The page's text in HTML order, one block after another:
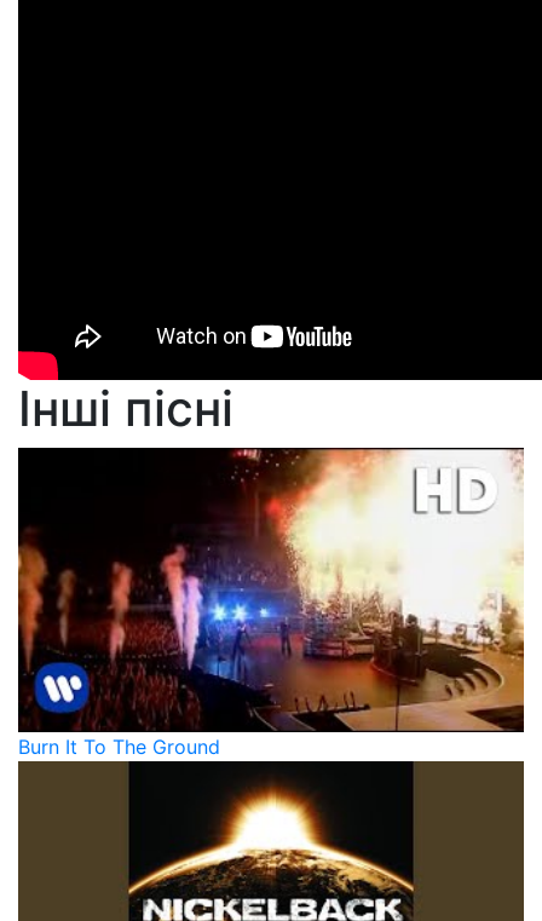
Інші пісні
Burn It To The Ground